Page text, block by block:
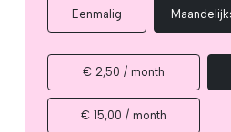
Eenmalig
€ 2,50 / month
€ 15,00 / month